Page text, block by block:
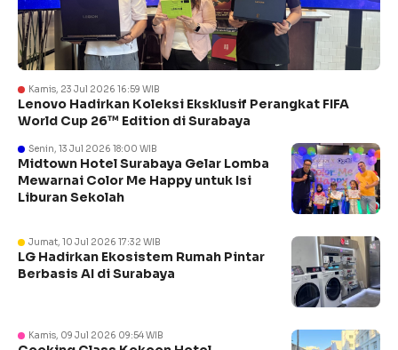
Kamis, 23 Jul 2026 16:59 WIB
Lenovo Hadirkan Koleksi Eksklusif Perangkat FIFA
World Cup 26™ Edition di Surabaya
Senin, 13 Jul 2026 18:00 WIB
Midtown Hotel Surabaya Gelar Lomba
Mewarnai Color Me Happy untuk Isi
Liburan Sekolah
Jumat, 10 Jul 2026 17:32 WIB
LG Hadirkan Ekosistem Rumah Pintar
Berbasis AI di Surabaya
Kamis, 09 Jul 2026 09:54 WIB